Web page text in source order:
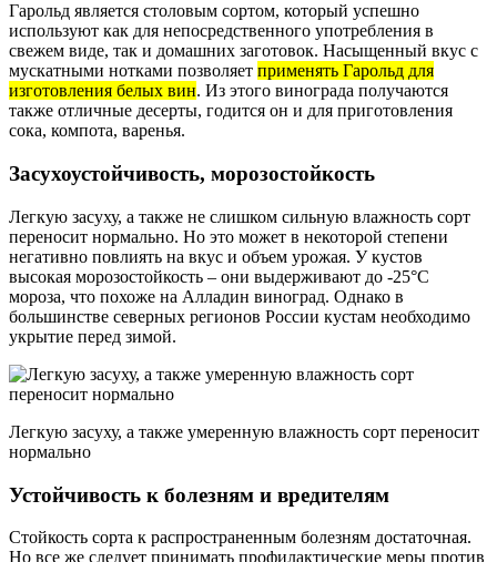
Гарольд является столовым сортом, который успешно
используют как для непосредственного употребления в
свежем виде, так и домашних заготовок. Насыщенный вкус с
мускатными нотками позволяет применять Гарольд для
изготовления белых вин. Из этого винограда получаются
также отличные десерты, годится он и для приготовления
сока, компота, варенья.
Засухоустойчивость, морозостойкость
Легкую засуху, а также не слишком сильную влажность сорт
переносит нормально. Но это может в некоторой степени
негативно повлиять на вкус и объем урожая. У кустов
высокая морозостойкость – они выдерживают до -25°С
мороза, что похоже на Алладин виноград. Однако в
большинстве северных регионов России кустам необходимо
укрытие перед зимой.
Легкую засуху, а также умеренную влажность сорт переносит
нормально
Устойчивость к болезням и вредителям
Стойкость сорта к распространенным болезням достаточная.
Но все же следует принимать профилактические меры против